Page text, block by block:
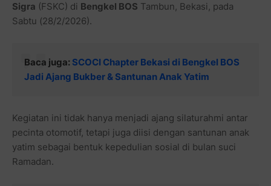
Sigra (FSKC) di Bengkel BOS Tambun, Bekasi, pada
Sabtu (28/2/2026).
Baca juga: SCOCI Chapter Bekasi di Bengkel BOS
Jadi Ajang Bukber & Santunan Anak Yatim
Kegiatan ini tidak hanya menjadi ajang silaturahmi antar
pecinta otomotif, tetapi juga diisi dengan santunan anak
yatim sebagai bentuk kepedulian sosial di bulan suci
Ramadan.